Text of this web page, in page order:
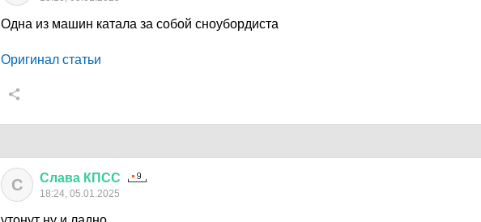
Одна из машин катала за собой сноубордиста
Оригинал статьи
С Слава КПСС
18:24, 05.01.2025